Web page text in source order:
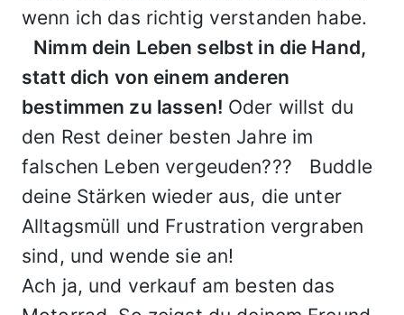
wenn ich das richtig verstanden habe.
Nimm dein Leben selbst in die Hand,
statt dich von einem anderen
bestimmen zu lassen! Oder willst du
den Rest deiner besten Jahre im
falschen Leben vergeuden??? Buddle
deine Stärken wieder aus, die unter
Alltagsmüll und Frustration vergraben
sind, und wende sie an!
Ach ja, und verkauf am besten das